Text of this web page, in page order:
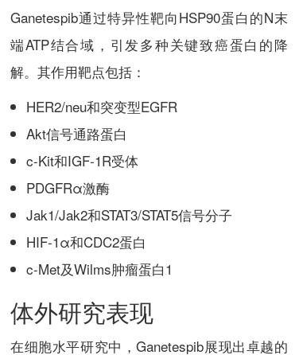
Ganetespib通过特异性靶向HSP90蛋白的N末
端ATP结合域，引发多种关键致癌蛋白的降
解。其作用靶点包括：
HER2/neu和突变型EGFR
Akt信号通路蛋白
c-Kit和IGF-1R受体
PDGFRα激酶
Jak1/Jak2和STAT3/STAT5信号分子
HIF-1α和CDC2蛋白
c-Met及Wilms肿瘤蛋白1
体外研究表现
在细胞水平研究中，Ganetespib展现出卓越的